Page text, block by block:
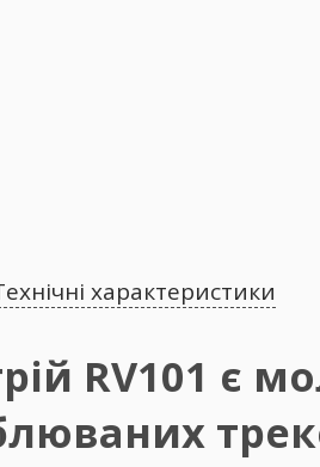
характеристики
RV101 є